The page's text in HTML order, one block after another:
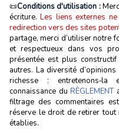
📜Conditions d'utilisation :
écriture.Les liens externes
redirection vers des sites
partage, merci d’utiliser notre
et respectueux dans vos
présentée est plus
autres. La diversité
richesse : entretenons‑la
connaissance du RÈGLEMENT
filtrage des commentaires
réserve le droit de retirer tout
établies.